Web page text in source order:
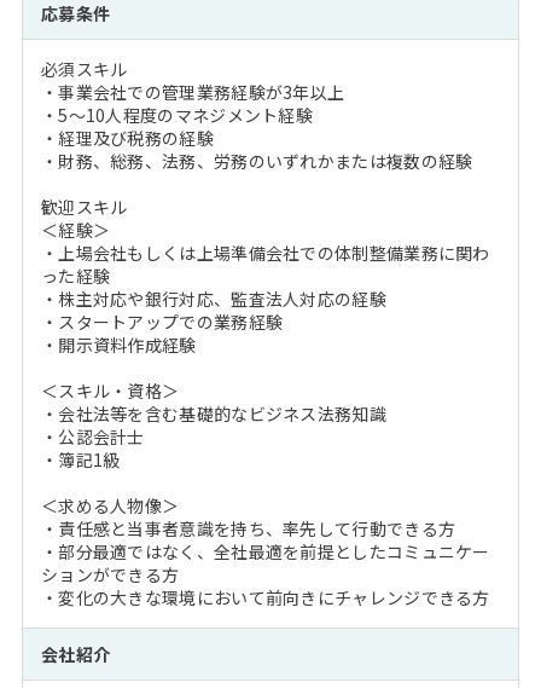
応募条件
必須スキル
・事業会社での管理業務経験が3年以上
・5～10人程度のマネジメント経験
・経理及び税務の経験
・財務、総務、法務、労務のいずれかまたは複数の経験
歓迎スキル
＜経験＞
・上場会社もしくは上場準備会社での体制整備業務に関わ
った経験
・株主対応や銀行対応、監査法人対応の経験
・スタートアップでの業務経験
・開示資料作成経験
＜スキル・資格＞
・会社法等を含む基礎的なビジネス法務知識
・公認会計士
・簿記1級
＜求める人物像＞
・責任感と当事者意識を持ち、率先して行動できる方
・部分最適ではなく、全社最適を前提としたコミュニケー
ションができる方
・変化の大きな環境において前向きにチャレンジできる方
会社紹介